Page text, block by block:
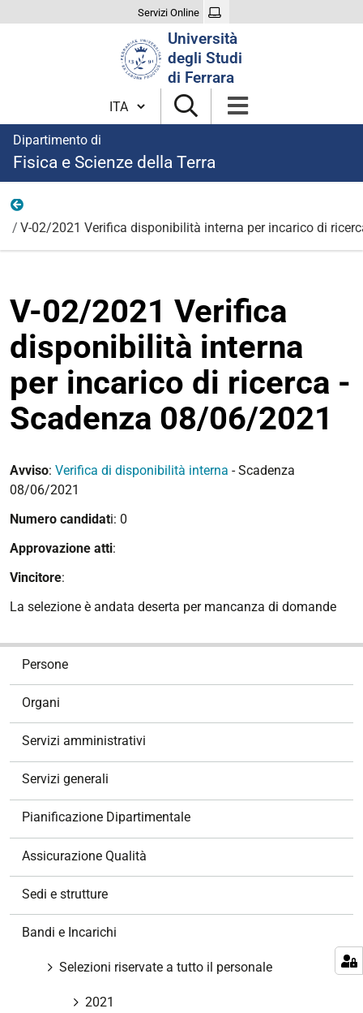
Servizi Online
Università
degli Studi
di Ferrara
Cambia lingua
Dipartimento di
Fisica e Scienze della Terra
V-02/2021 Verifica disponibilità interna per incarico di
V-02/2021 Verifica
disponibilità interna
per incarico di ricerca -
Scadenza 08/06/2021
Avviso: Verifica di disponibilità interna - Scadenza
08/06/2021
Numero candidati: 0
Approvazione atti:
Vincitore:
La selezione è andata deserta per mancanza di domande
Persone
Organi
Servizi amministrativi
Servizi generali
Pianificazione Dipartimentale
Assicurazione Qualità
Sedi e strutture
Bandi e Incarichi
Selezioni riservate a tutto il personale
2021